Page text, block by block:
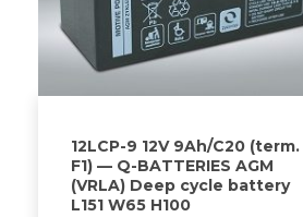
12LCP-9 12V 9Ah/C20 (term.
F1) — Q-BATTERIES AGM
(VRLA) Deep cycle battery
L151 W65 H100